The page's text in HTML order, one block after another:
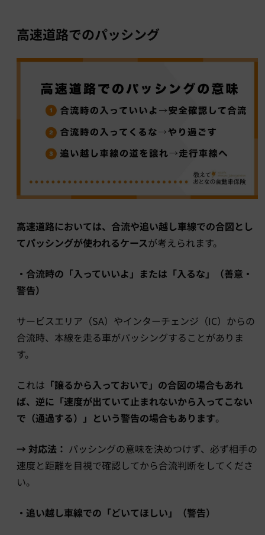
高速道路でのパッシング
高速道路においては、合流や追い越し車線での合図とし
てパッシングが使われるケースが考えられます。
・合流時の「入っていいよ」または「入るな」（善意・
警告）
サービスエリア（SA）やインターチェンジ（IC）からの
合流時、本線を走る車がパッシングすることがありま
す。
これは 「譲るから入っておいで」の合図の場合もあれ
ば、逆に「速度が出ていて止まれないから入ってこない
で（通過する）」という警告の場合もあります。
→ 対応法： パッシングの意味を決めつけず、必ず相手の
速度と距離を目視で確認してから合流判断をしてくださ
い。
・追い越し車線での「どいてほしい」（警告）